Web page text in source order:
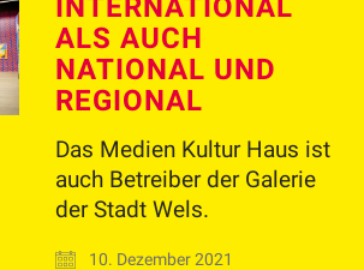
INTERNATIONAL
ALS AUCH
NATIONAL UND
REGIONAL
Das Medien Kultur Haus ist
auch Betreiber der Galerie
der Stadt Wels.
10. Dezember 2021